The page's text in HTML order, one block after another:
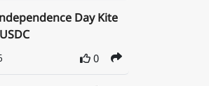
Day Kite
0